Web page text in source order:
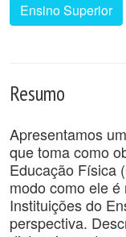
Ensino Superior
Resumo
Apresentamos
que toma como
Educação Física
modo como ele
Instituições do
perspectiva.